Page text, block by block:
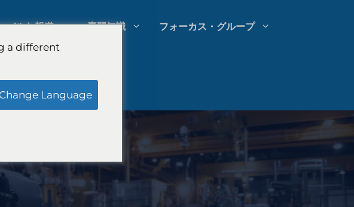
究 法律事務所の成長戦略
バルな報道 専門知識 フォーカス・グループ
a different
Change Language